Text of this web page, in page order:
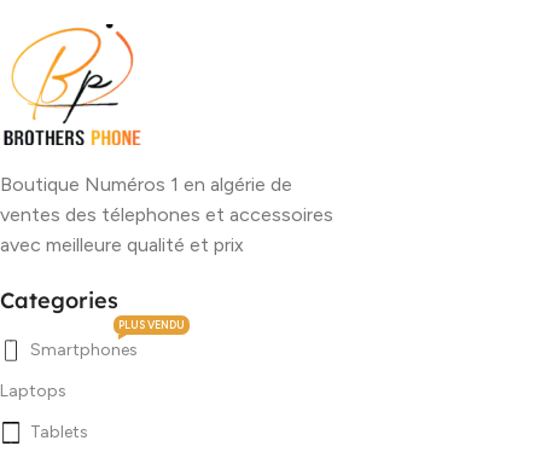
Boutique Numéros 1 en algérie de
ventes des télephones et accessoires
avec meilleure qualité et prix
Categories
Smartphones
PLUS VENDU
Laptops
Tablets